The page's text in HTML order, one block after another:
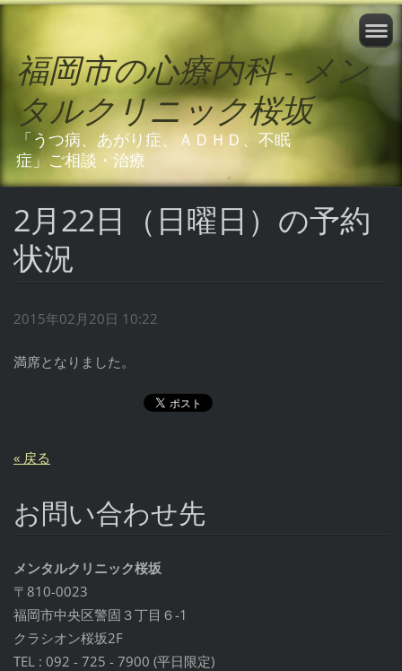
福岡市の心療内科 - メン
タルクリニック桜坂
「うつ病、あがり症、ＡＤＨＤ、不眠
症」ご相談・治療
2月22日（日曜日）の予約
状況
2015年02月20日 10:22
満席となりました。
« 戻る
お問い合わせ先
メンタルクリニック桜坂
〒810-0023
福岡市中央区警固３丁目６-1
クラシオン桜坂2F
TEL : 092 - 725 - 7900 (平日限定)